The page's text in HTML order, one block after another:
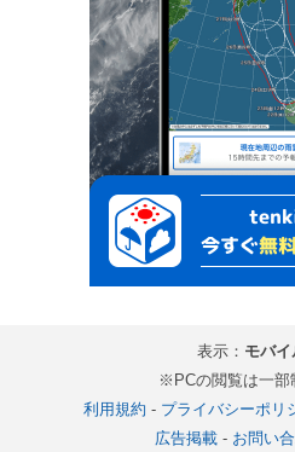
表示： モバイ
※PCの閲覧は一部
利用規約 - プライバシーポリ
広告掲載- お問い